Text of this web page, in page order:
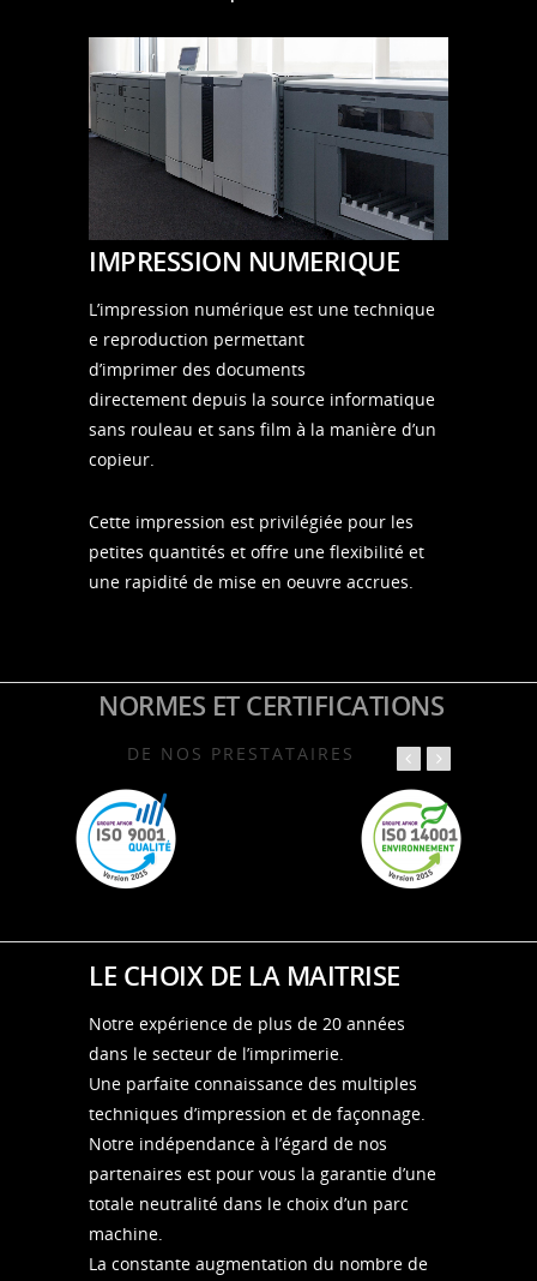
IMPRESSION NUMERIQUE
L’impression numérique est une technique
e reproduction permettant
d’imprimer des documents
directement depuis la source informatique
sans rouleau et sans film à la manière d’un
copieur.
Cette impression est privilégiée pour les
petites quantités et offre une flexibilité et
une rapidité de mise en oeuvre accrues.
NORMES ET CERTIFICATIONS
DE NOS PRESTATAIRES
LE CHOIX DE LA MAITRISE
Notre expérience de plus de 20 années
dans le secteur de l’imprimerie.
Une parfaite connaissance des multiples
techniques d’impression et de façonnage.
Notre indépendance à l’égard de nos
partenaires est pour vous la garantie d’une
totale neutralité dans le choix d’un parc
machine.
La constante augmentation du nombre de